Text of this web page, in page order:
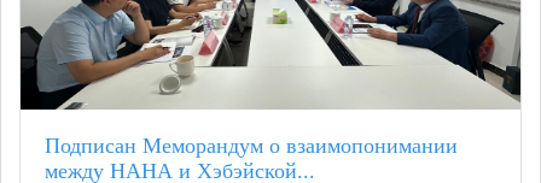
Подписан Меморандум о взаимопонимании
между НАНА и Хэбэйской...